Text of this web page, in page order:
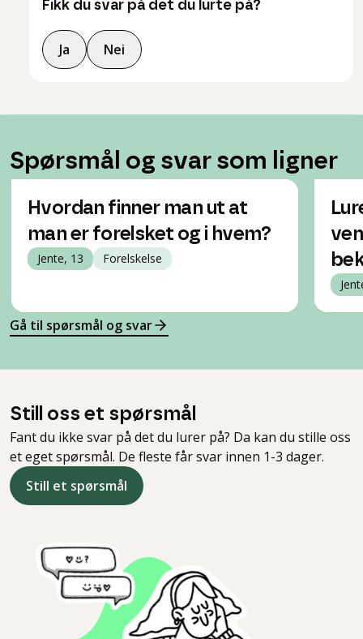
Fikk du svar på det du lurte på?
Ja Nei
Spørsmål og svar som ligner
Hvordan finner man ut at
man er forelsket og i hvem?
Jente, 13 Forelskelse
Gå til spørsmål og svar
Still oss et spørsmål
Fant du ikke svar på det du lurer på? Da kan du stille oss
et eget spørsmål. De fleste får svar innen 1-3 dager.
Still et spørsmål